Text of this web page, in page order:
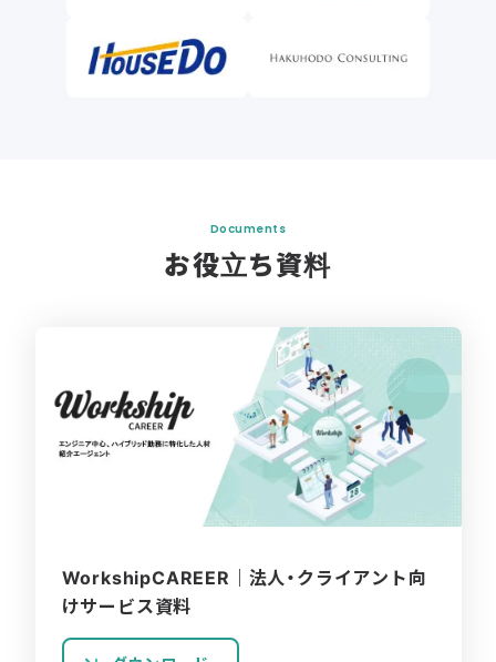
Documents
お役立ち資料
WorkshipCAREER｜法人・クライアント向
けサービス資料